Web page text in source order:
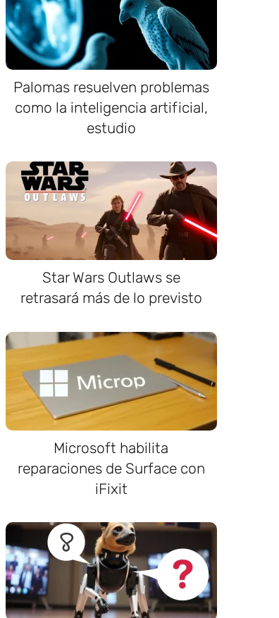
Palomas resuelven problemas
como la inteligencia artificial,
estudio
Star Wars Outlaws se
retrasará más de lo previsto
Microsoft habilita
reparaciones de Surface con
iFixit